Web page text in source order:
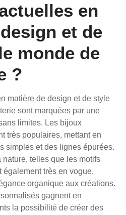
en
et de
monde de
?
matière de design et de style
sont marquées par une
limites. Les bijoux
très populaires, mettant en
simples et des lignes épurées.
telles que les motifs
très en vogue,
organique aux créations.
gagnent en
la possibilité de créer des